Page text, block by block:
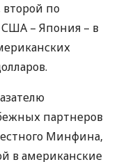
по
США – Япония – в
партнеров
Минфина,
в американские